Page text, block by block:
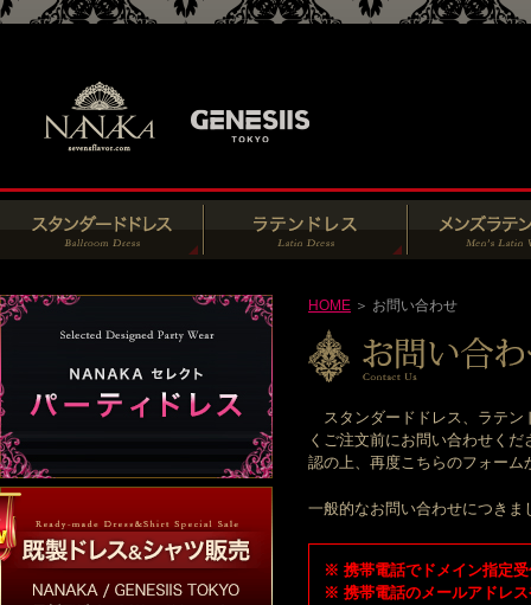
HOME ＞ お問い合わせ
スタンダードドレス、ラテン
くご注文前にお問い合わせく
認の上、再度こちらのフォー
一般的なお問い合わせにつき
※ 携帯電話でドメイン指定
※ 携帯電話のメールアドレ